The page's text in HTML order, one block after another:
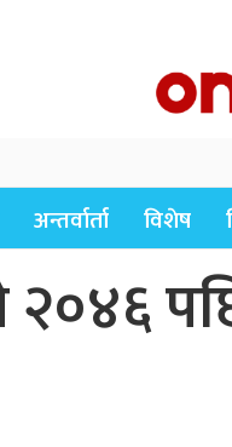
अन्तर्वार्ता विशेष
२०४६